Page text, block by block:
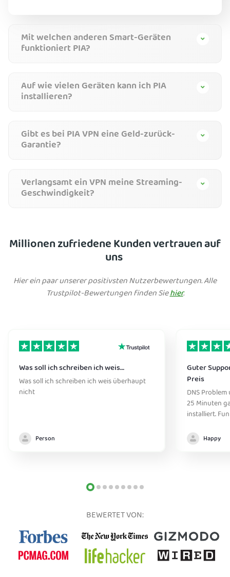
Mit welchen anderen Smart-Geräten
funktioniert PIA?
Auf wie vielen Geräten kann ich PIA
installieren?
Gibt es bei PIA VPN eine Geld-zurück-
Garantie?
Verlangsamt ein VPN meine Streaming-
Geschwindigkeit?
Millionen zufriedene Kunden vertrauen auf
uns
Hier ein paar unserer positivsten Nutzerbewertungen. Alle
Trustpilot-Bewertungen finden Siehier.
Was soll ich schreiben ich weis…
Was soll ich schreiben ich weis überhaupt
nicht
Person
Guter
Preis
DNS
25 Minuten
installiert.
Happy
BEWERTET VON: